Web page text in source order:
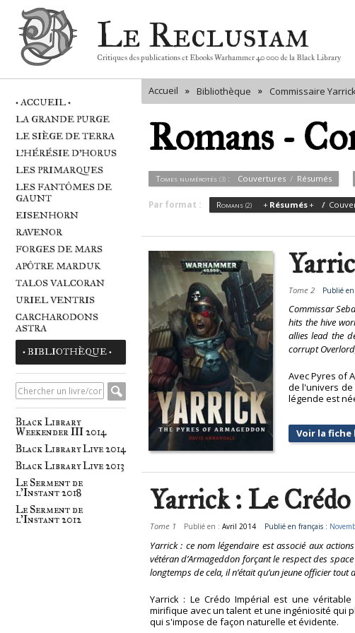
Le Reclusiam
Critiques des publications et Ebooks Warhammer 40 000 de la Black Library
• ACCUEIL •
LA GRANDE PURGE
LE SIÈGE DE TERRA
L'HÉRÉSIE D'HORUS
LES PRIMARQUES
LES FANTÔMES DE
GAUNT
EISENHORN
RAVENOR
FORGES DE MARS
APÔTRE MARDUK
TALOS VALCORAN
URIEL VENTRIS
CARCHARODONS
ASTRA
• BIBLIOTHÈQUE •
Black Library
Weekender III 2014
Black Library Live 2014
Black Library Live 2013
Le Serment de
l'Instant 2018
Le Serment de
l'Instant 2012
Accueil » Bibliothèque » Commissaire Yarrick
Romans -
Tomes numérotés (3) : Couvertures Résumés
Romans (2) Résumés
Tome 2 Publié
Commissar
hits the hive
allies lead the
corrupt
Avec Pyres of
de l'univers de
légende est
Voir la fiche
Yarrick : Le
Tome 1 Publié en :Avril 2014 Publié en français :
Yarrick : ce nom légendaire est associé aux
vétéran d’Armageddon forçant le respect des
longtemps de cela, il n’était qu’un jeune officier
Yarrick : Le Crédo Impérial est une
mirifique avec un talent et une ingéniosité qui
qui s'impose de façon naturelle et évidente.